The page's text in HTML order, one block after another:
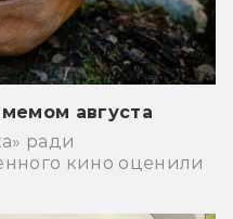
августа
ради
кино оценили